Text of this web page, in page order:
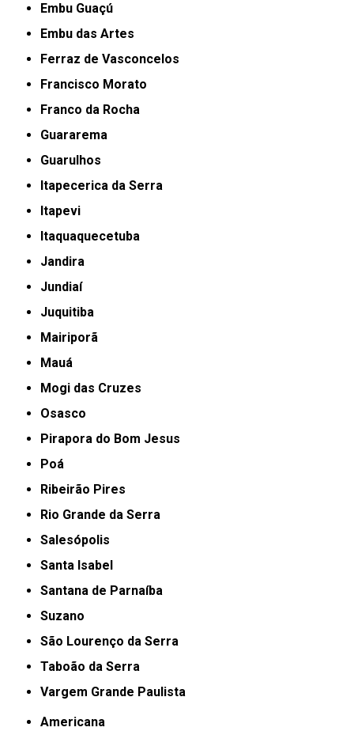
Embu Guaçú
Embu das Artes
Ferraz de Vasconcelos
Francisco Morato
Franco da Rocha
Guararema
Guarulhos
Itapecerica da Serra
Itapevi
Itaquaquecetuba
Jandira
Jundiaí
Juquitiba
Mairiporã
Mauá
Mogi das Cruzes
Osasco
Pirapora do Bom Jesus
Poá
Ribeirão Pires
Rio Grande da Serra
Salesópolis
Santa Isabel
Santana de Parnaíba
Suzano
São Lourenço da Serra
Taboão da Serra
Vargem Grande Paulista
Americana